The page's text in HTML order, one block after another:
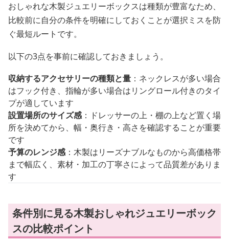
おしゃれな木製ジュエリーボックスは種類が豊富なため、
比較前に自分の条件を明確にしておくことが選択ミスを防
ぐ最短ルートです。
以下の3点を事前に確認しておきましょう。
収納するアクセサリーの種類と量 ：ネックレスが多い場合
はフック付き、指輪が多い場合はリングロール付きのタイ
プが適しています
設置場所のサイズ感：ドレッサーの上・棚の上など置く場
所を決めてから、幅・奥行き・高さを確認することが重要
です
予算のレンジ感：木製はリーズナブルなものから高価格帯
まで幅広く、素材・加工の丁寧さによって品質差がありま
す
条件別に見る木製おしゃれジュエリーボック
スの比較ポイント